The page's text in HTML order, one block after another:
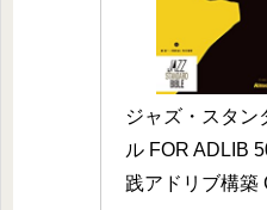
ジャズ・スタン
ル FOR ADLIB
践アドリブ構築